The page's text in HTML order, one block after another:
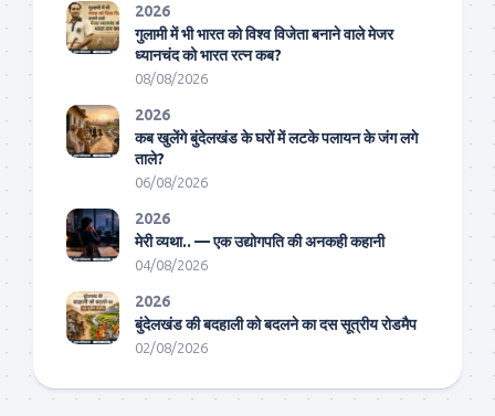
2026
गुलामी में भी भारत को विश्व विजेता बनाने वाले मेजर
ध्यानचंद को भारत रत्न कब?
08/08/2026
2026
कब खुलेंगे बुंदेलखंड के घरों में लटके पलायन के जंग लगे
ताले?
06/08/2026
2026
मेरी व्यथा.. — एक उद्योगपति की अनकही कहानी
04/08/2026
2026
बुंदेलखंड की बदहाली को बदलने का दस सूत्रीय रोडमैप
02/08/2026